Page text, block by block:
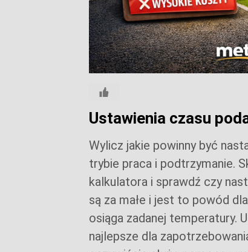
Ustawienia czasu
Wylicz jakie powinny być
trybie praca i podtrzymanie.
kalkulatora i sprawdź czy
są za małe i jest to powód
osiąga zadanej temperatury.
najlepsze dla